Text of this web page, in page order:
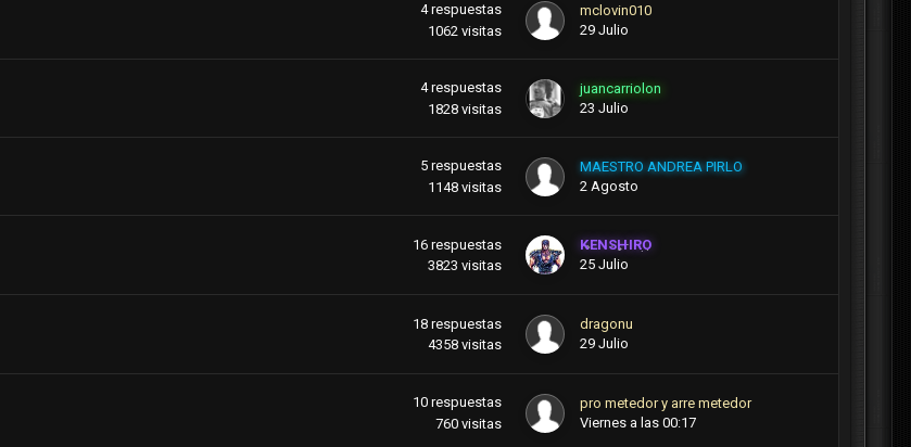
4 respuestas
1062 visitas
mclovin010
29 Julio
4 respuestas
1828 visitas
juancarriolon
23 Julio
5 respuestas
1148 visitas
MAESTRO ANDREA PIRLO
2 Agosto
16 respuestas
3823 visitas
KENSHIRO
25 Julio
18 respuestas
4358 visitas
dragonu
29 Julio
10 respuestas
760 visitas
pro metedor y arre metedor
Viernes a las 00:17